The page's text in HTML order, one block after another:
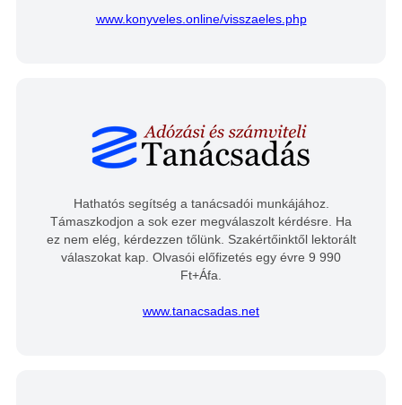
www.konyveles.online/visszaeles.php
Hathatós segítség a tanácsadói munkájához.
Támaszkodjon a sok ezer megválaszolt kérdésre. Ha
ez nem elég, kérdezzen tőlünk. Szakértőinktől lektorált
válaszokat kap. Olvasói előfizetés egy évre 9 990
Ft+Áfa.
www.tanacsadas.net